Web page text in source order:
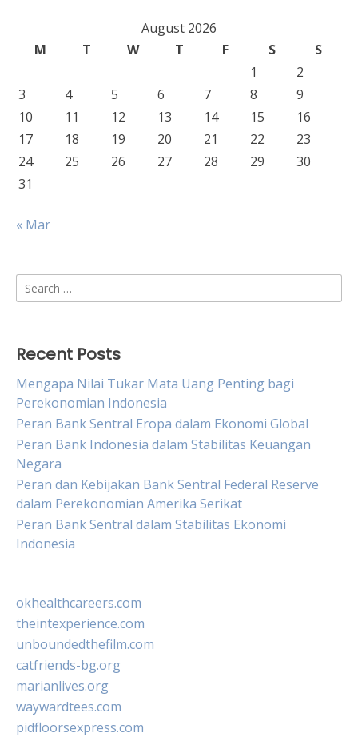
August 2026
M
T W T F S
S
1
2
3
4 5 6 7 8
9
10
11 12 13 14 15
16
17
18 19 20 21 22
23
24
25 26 27 28 29
30
31
« Mar
Search
for:
Recent Posts
Mengapa Nilai Tukar Mata Uang Penting bagi
Perekonomian Indonesia
Peran Bank Sentral Eropa dalam Ekonomi Global
Peran Bank Indonesia dalam Stabilitas Keuangan
Negara
Peran dan Kebijakan Bank Sentral Federal Reserve
dalam Perekonomian Amerika Serikat
Peran Bank Sentral dalam Stabilitas Ekonomi
Indonesia
okhealthcareers.com
theintexperience.com
unboundedthefilm.com
catfriends-bg.org
marianlives.org
waywardtees.com
pidfloorsexpress.com